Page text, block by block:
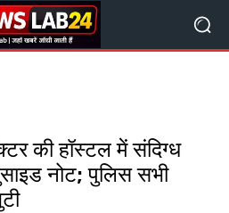
की हॉस्टल में संदिग्ध
नोट; पुलिस सभी